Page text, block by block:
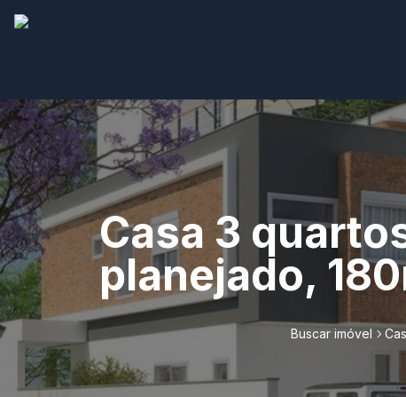
Casa 3
planejado,
Buscar imóvel